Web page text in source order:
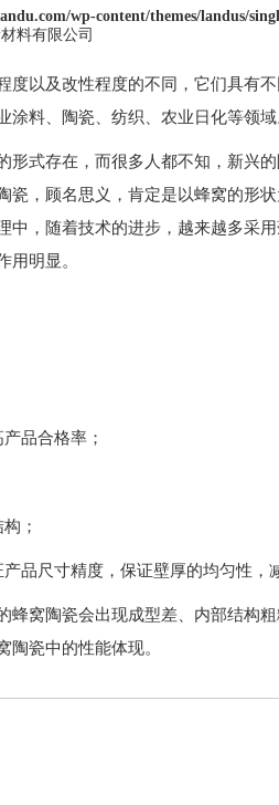
wp-content/themes/landus/
料有限公司
以及改性程度的不同，它们具有
料、陶瓷、纺织、农业日化等领域
式存在，而很多人都不知，新兴
，顾名思义，肯定是以蜂窝的形
，随着技术的进步，越来越多采用
用明显。
品合格率；
；
品尺寸精度，保证壁厚的均匀性，
窝陶瓷会出现成型差、内部结构
瓷中的性能体现。